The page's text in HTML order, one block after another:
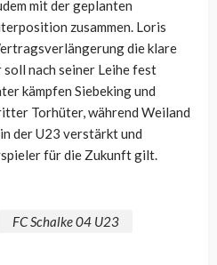
mit der geplanten
zusammen. Loris
die klare
nach seiner Leihe fest
kämpfen Siebeking und
Torhüter, während Weiland
der U23 verstärkt und
für die Zukunft gilt.
FC Schalke 04 U23